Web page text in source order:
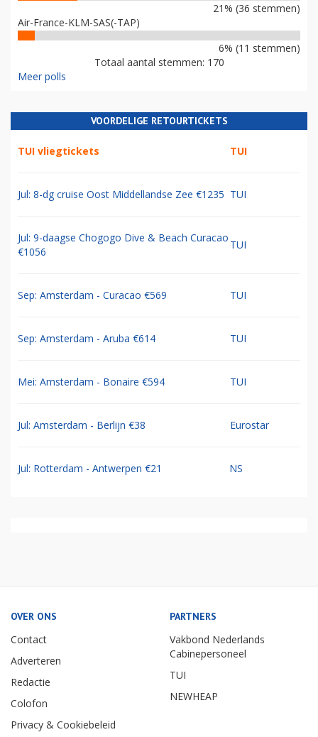
21% (36 stemmen)
Air-France-KLM-SAS(-TAP)
6% (11 stemmen)
Totaal aantal stemmen: 170
Meer polls
VOORDELIGE RETOURTICKETS
TUI vliegtickets TUI
Jul: 8-dg cruise Oost Middellandse Zee €1235 TUI
Jul: 9-daagse Chogogo Dive & Beach Curacao
€1056
TUI
Sep: Amsterdam - Curacao €569 TUI
Sep: Amsterdam - Aruba €614 TUI
Mei: Amsterdam - Bonaire €594 TUI
Jul: Amsterdam - Berlijn €38 Eurostar
Jul: Rotterdam - Antwerpen €21 NS
OVER ONS
Contact
Adverteren
Redactie
Colofon
Privacy & Cookiebeleid
PARTNERS
Vakbond Nederlands
Cabinepersoneel
TUI
NEWHEAP